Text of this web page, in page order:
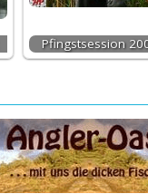
Pfingstsession